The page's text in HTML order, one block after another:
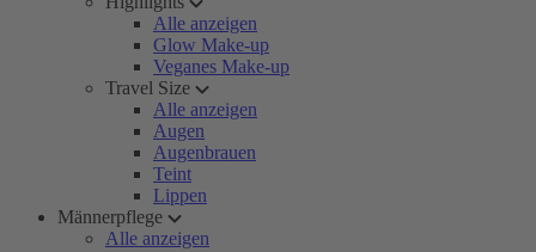
Alle anzeigen
Glow Make-up
Veganes Make-up
Travel Size
Alle anzeigen
Augen
Augenbrauen
Teint
Lippen
Männerpflege
Alle anzeigen